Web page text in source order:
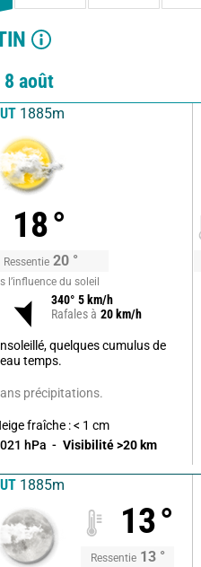
8 août
1885m
18°
Ressentie 20 °
l’influence du soleil
340° 5 km/h
Rafales à 20 km/h
quelques cumulus de
temps.
précipitations.
fraîche : < 1 cm
hPa Visibilité >20 km
1885m
13°
Ressentie 13 °